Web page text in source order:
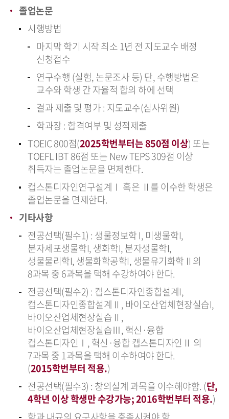
졸업논문
시행방법
마지막 학기 시작 최소 1년 전 지도교수 배정
신청접수
연구수행 (실험, 논문조사 등) 단, 수행방법은
교수와 학생 간 자율적 합의 하에 선택
결과 제출 및 평가 : 지도교수(심사위원)
학과장 : 합격여부 및 성적제출
TOEIC 800점(2025학번부터는 850점 이상) 또는
TOEFL IBT 86점 또는 New TEPS 309점 이상
취득자는 졸업논문을 면제한다.
캡스톤디자인연구설계Ⅰ 혹은 Ⅱ를 이수한 학생은
졸업논문을 면제한다.
기타사항
전공선택(필수1) : 생물정보학 I, 미생물학I,
분자세포생물학I, 생화학I, 분자생물학I,
생물물리학I, 생물화학공학I, 생물유기화학Ⅱ의
8과목 중 6과목을 택해 수강하여야 한다.
전공선택(필수2) : 캡스톤디자인종합설계I,
캡스톤디자인종합설계Ⅱ, 바이오산업체현장실습I,
바이오산업체현장실습Ⅱ,
바이오산업체현장실습Ⅲ, 혁신·융합
캡스톤디자인Ⅰ, 혁신·융합 캡스톤디자인Ⅱ 의
7과목 중 1과목을 택해 이수하여야 한다.
(2015학번부터 적용.)
전공선택(필수3) : 창의설계 과목을 이수해야함. (단,
4학년 이상 학생만 수강가능; 2016학번부터 적용.)